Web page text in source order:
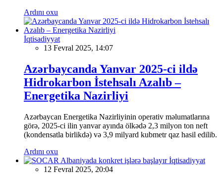
Ardını oxu
İqtisadiyyat
13 Fevral 2025, 14:07
Azərbaycanda Yanvar 2025-ci ildə
Hidrokarbon İstehsalı Azalıb –
Energetika Nazirliyi
Azərbaycan Energetika Nazirliyinin operativ məlumatlarına
görə, 2025-ci ilin yanvar ayında ölkədə 2,3 milyon ton neft
(kondensatla birlikdə) və 3,9 milyard kubmetr qaz hasil edilib.
Ardını oxu
İqtisadiyyat
12 Fevral 2025, 20:04